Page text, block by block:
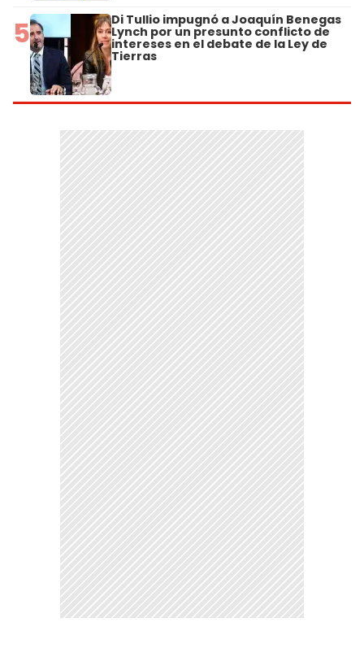
5 Di Tullio impugnó a Joaquín Benegas
Lynch por un presunto conflicto de
intereses en el debate de la Ley de
Tierras